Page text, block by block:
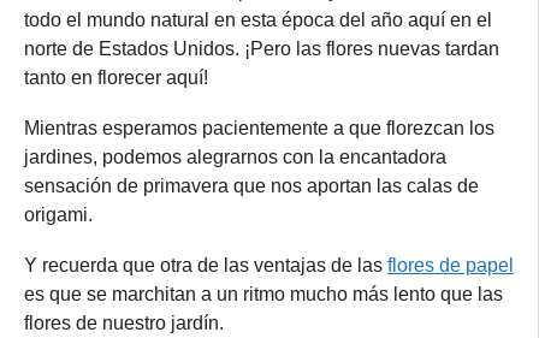
todo el mundo natural en esta época del año aquí en el
norte de Estados Unidos. ¡Pero las flores nuevas tardan
tanto en florecer aquí!
Mientras esperamos pacientemente a que florezcan los
jardines, podemos alegrarnos con la encantadora
sensación de primavera que nos aportan las calas de
origami.
Y recuerda que otra de las ventajas de las flores de papel
es que se marchitan a un ritmo mucho más lento que las
flores de nuestro jardín.